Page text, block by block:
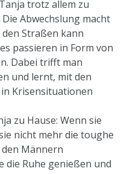
trotz allem zu
Abwechslung macht
Straßen kann
passieren in Form von
Dabei trifft man
und lernt, mit den
Krisensituationen
zu Hause: Wenn sie
nicht mehr die toughe
Männern
die Ruhe genießen und